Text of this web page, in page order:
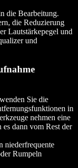
die Bearbeitung.
die Reduzierung
Lautstärkepegel und
und
Sie die
in
nehmen eine
es dann vom Rest der
niederfrequente
Rumpeln